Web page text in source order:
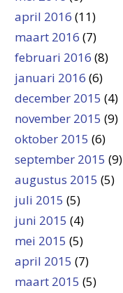
april 2016 (11)
maart 2016 (7)
februari 2016 (8)
januari 2016 (6)
december 2015 (4)
november 2015 (9)
oktober 2015 (6)
september 2015 (9)
augustus 2015 (5)
juli 2015 (5)
juni 2015 (4)
mei 2015 (5)
april 2015 (7)
maart 2015 (5)